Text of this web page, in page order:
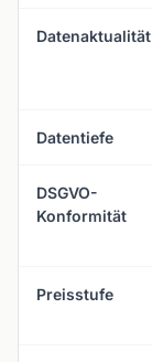
Datenaktualität
Datentiefe
DSGVO-
Konformität
Preisstufe